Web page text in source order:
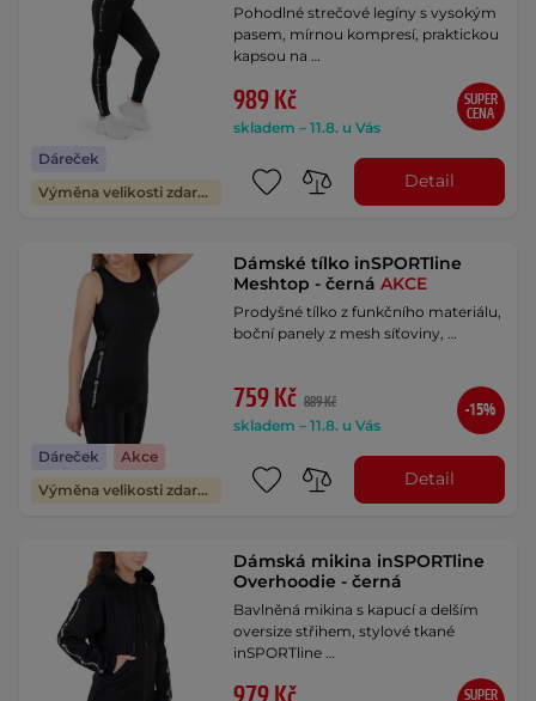
Dáreček
Výměna velikosti zdarma
Pohodlné strečové legíny s vysokým
pasem, mírnou kompresí, praktickou
kapsou na …
989 Kč
skladem – 11.8. u Vás
SUPER
CENA
Detail
Dáreček
Akce
Výměna velikosti zdarma
Dámské tílko inSPORTline
Meshtop - černáAKCE
Prodyšné tílko z funkčního materiálu,
boční panely z mesh síťoviny, …
759 Kč 889 Kč
skladem – 11.8. u Vás
-15%
Detail
Dámská mikina inSPORTline
Overhoodie - černá
Bavlněná mikina s kapucí a delším
oversize střihem, stylové tkané
inSPORTline …
SUPER